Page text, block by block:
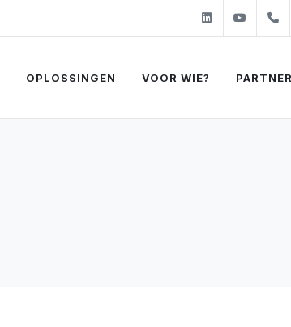
Linkedin
OPLOSSINGEN VOOR WIE?